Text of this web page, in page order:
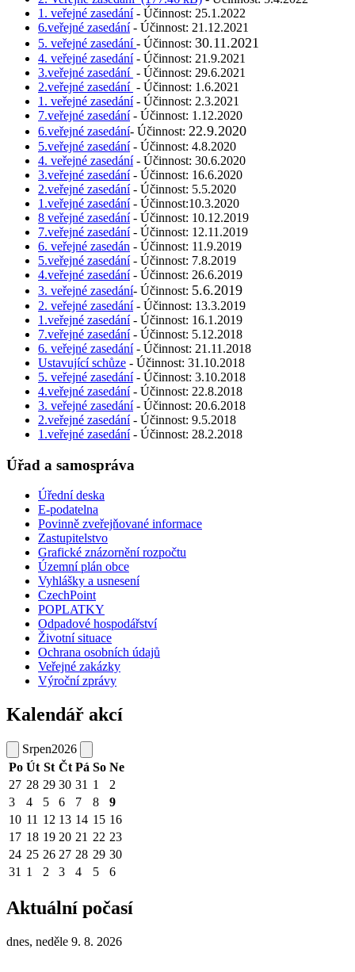
1. veřejné zasedání- Účinnost: 25.1.2022
6.veřejné zasedání- Účinnost: 21.12.2021
5. veřejné zasedání- Účinnost: 30.11.2021
4. veřejné zasedání- Účinnost: 21.9.2021
3.veřejné zasedání - Účinnost: 29.6.2021
2.veřejné zasedání - Účinnost: 1.6.2021
1. veřejné zasedání- Účinnost: 2.3.2021
7.veřejné zasedání- Účinnost: 1.12.2020
6.veřejné zasedání- Účinnost: 22.9.2020
5.veřejné zasedání- Účinnost: 4.8.2020
4. veřejné zasedání- Účinnost: 30.6.2020
3.veřejné zasedání- Účinnost: 16.6.2020
2.veřejné zasedání- Účinnost: 5.5.2020
1.veřejné zasedání- Účinnost:10.3.2020
8 veřejné zasedání- Účinnost: 10.12.2019
7.veřejné zasedání- Účinnost: 12.11.2019
6. veřejné zasedán - Účinnost: 11.9.2019
5.veřejné zasedání- Účinnost: 7.8.2019
4.veřejné zasedání- Účinnost: 26.6.2019
3. veřejné zasedání- Účinnost: 5.6.2019
2. veřejné zasedání- Účinnost: 13.3.2019
1.veřejné zasedání- Účinnost: 16.1.2019
7.veřejné zasedání- Účinnost: 5.12.2018
6. veřejné zasedání- Účinnost: 21.11.2018
Ustavující schůze - Účinnost: 31.10.2018
5. veřejné zasedání- Účinnost: 3.10.2018
4.veřejné zasedání- Účinnost: 22.8.2018
3. veřejné zasedání- Účinnost: 20.6.2018
2.veřejné zasedání- Účinnost: 9.5.2018
1.veřejné zasedání- Účinnost: 28.2.2018
Úřad a samospráva
Úřední deska
E-podatelna
Povinně zveřejňované informace
Zastupitelstvo
Grafické znázornění rozpočtu
Územní plán obce
Vyhlášky a usnesení
CzechPoint
POPLATKY
Odpadové hospodářství
Životní situace
Ochrana osobních údajů
Veřejné zakázky
Výroční zprávy
Kalendář akcí
Srpen2026
Po Út St Čt Pá So Ne
27 28 29 30 31 1
2
3
4 5 6 7 8
9
10 11 12 13 14 15 16
17 18 19 20 21 22 23
24 25 26 27 28 29 30
31 1 2 3 4 5 6
Aktuální počasí
dnes, neděle 9. 8. 2026